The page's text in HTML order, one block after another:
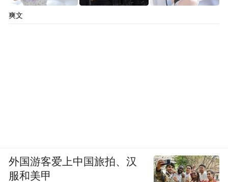
爽文
外国游客爱上中国旅拍、汉
服和美甲